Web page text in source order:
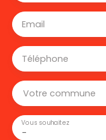
Email
Téléphone
Votre commune
-
Vous souhaitez